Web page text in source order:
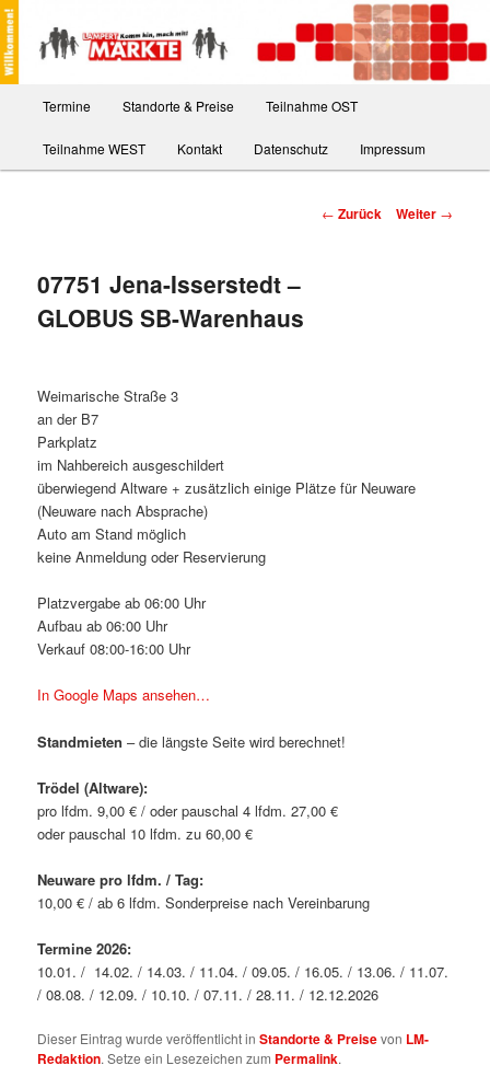
Zum
Inhalt
wechseln
Lampert Märkte
Termine Standorte & Preise Teilnahme OST
Teilnahme WEST Kontakt Datenschutz Impressum
Beitrags-
← Zurück Weiter →
07751 Jena-Isserstedt –
GLOBUS SB-Warenhaus
Weimarische Straße 3
an der B7
Parkplatz
im Nahbereich ausgeschildert
überwiegend Altware + zusätzlich einige Plätze für Neuware
(Neuware nach Absprache)
Auto am Stand möglich
keine Anmeldung oder Reservierung
Platzvergabe ab 06:00 Uhr
Aufbau ab 06:00 Uhr
Verkauf 08:00-16:00 Uhr
In Google Maps ansehen…
Standmieten– die längste Seite wird berechnet!
Trödel (Altware):
pro lfdm. 9,00 € / oder pauschal 4 lfdm. 27,00 €
oder pauschal 10 lfdm. zu 60,00 €
Neuware pro lfdm. / Tag:
10,00 € / ab 6 lfdm. Sonderpreise nach Vereinbarung
Termine 2026:
10.01. / 14.02. / 14.03. / 11.04. / 09.05. / 16.05. / 13.06. / 11.07.
/ 08.08. / 12.09. / 10.10. / 07.11. / 28.11. / 12.12.2026
Dieser Eintrag wurde veröffentlicht inStandorte & Preisevon LM-
Redaktion. Setze ein Lesezeichen zum Permalink.